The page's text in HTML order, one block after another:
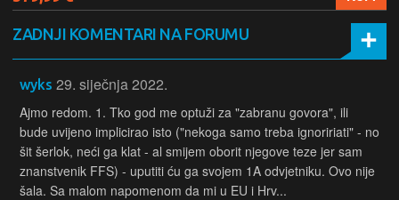
ZADNJI KOMENTARI NA FORUMU
wyks 29. siječnja 2022.
Ajmo redom. 1. Tko god me optuži za "zabranu govora", ili
bude uvijeno implicirao isto ("nekoga samo treba ignoririati" - no
šit šerlok, neći ga klat - al smijem oborit njegove teze jer sam
znanstvenik FFS) - uputiti ću ga svojem 1A odvjetniku. Ovo nije
šala. Sa malom napomenom da mi u EU i Hrv...